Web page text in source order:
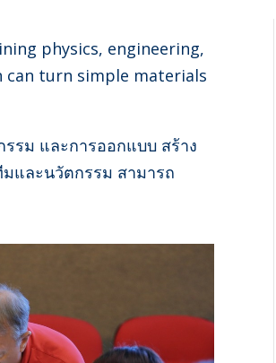
physics, engineering,
turn simple materials
รม และการออกแบบ สร้าง
มและนวัตกรรม สามารถ